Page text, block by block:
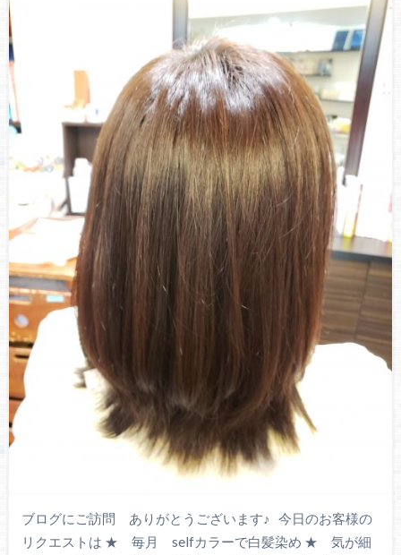
ブログにご訪問 ありがとうございます♪ 今日のお客様の
リクエストは ★ 毎月 selfカラーで白髪染め ★ 気が細